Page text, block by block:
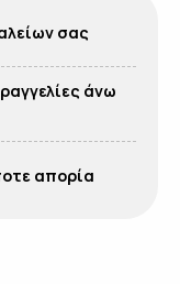
σας
άνω
απορία